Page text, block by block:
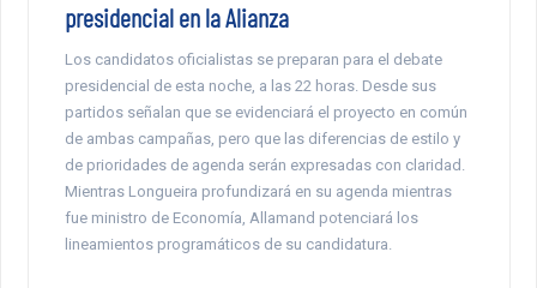
presidencial en la Alianza
Los candidatos oficialistas se preparan para el debate
presidencial de esta noche, a las 22 horas. Desde sus
partidos señalan que se evidenciará el proyecto en común
de ambas campañas, pero que las diferencias de estilo y
de prioridades de agenda serán expresadas con claridad.
Mientras Longueira profundizará en su agenda mientras
fue ministro de Economía, Allamand potenciará los
lineamientos programáticos de su candidatura.